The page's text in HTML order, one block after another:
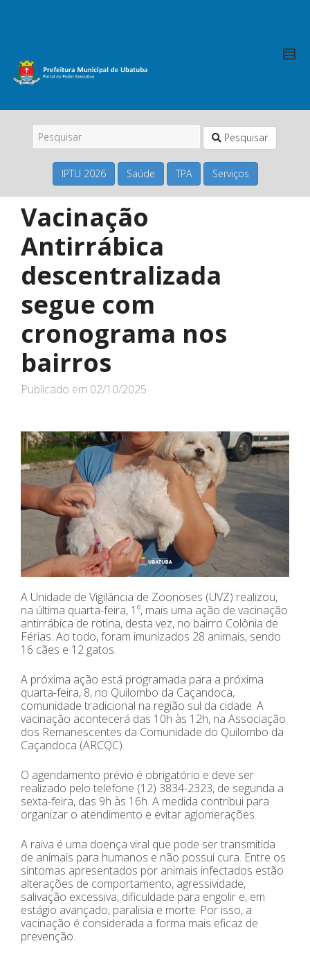
Pesquisar
IPTU 2026 Saúde TPA Serviços
Vacinação
Antirrábica
descentralizada
segue com
cronograma nos
bairros
Publicado em 02/10/2025
A Unidade de Vigilância de Zoonoses (UVZ) realizou,
na última quarta-feira, 1º, mais uma ação de vacinação
antirrábica de rotina, desta vez, no bairro Colônia de
Férias. Ao todo, foram imunizados 28 animais, sendo
16 cães e 12 gatos.
A próxima ação está programada para a próxima
quarta-feira, 8, no Quilombo da Caçandoca,
comunidade tradicional na região sul da cidade. A
vacinação acontecerá das 10h às 12h, na Associação
dos Remanescentes da Comunidade do Quilombo da
Caçandoca (ARCQC).
O agendamento prévio é obrigatório e deve ser
realizado pelo telefone (12) 3834-2323, de segunda a
sexta-feira, das 9h às 16h. A medida contribui para
organizar o atendimento e evitar aglomerações.
A raiva é uma doença viral que pode ser transmitida
de animais para humanos e não possui cura. Entre os
sintomas apresentados por animais infectados estão
alterações de comportamento, agressividade,
salivação excessiva, dificuldade para engolir e, em
estágio avançado, paralisia e morte. Por isso, a
vacinação é considerada a forma mais eficaz de
prevenção.